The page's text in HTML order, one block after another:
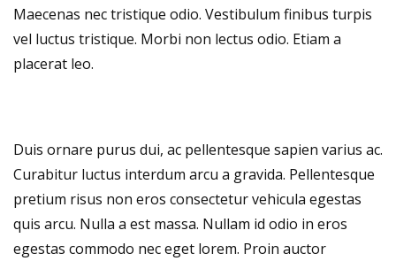
Maecenas nec tristique odio. Vestibulum finibus turpis
vel luctus tristique. Morbi non lectus odio. Etiam a
placerat leo.
Duis ornare purus dui, ac pellentesque sapien varius ac.
Curabitur luctus interdum arcu a gravida. Pellentesque
pretium risus non eros consectetur vehicula egestas
quis arcu. Nulla a est massa. Nullam id odio in eros
egestas commodo nec eget lorem. Proin auctor